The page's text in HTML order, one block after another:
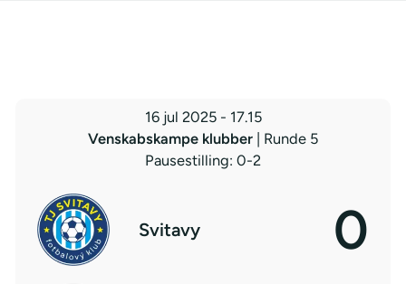
16 jul 2025 - 17.15
Venskabskampe klubber
| Runde 5
Pausestilling: 0-2
Svitavy 0